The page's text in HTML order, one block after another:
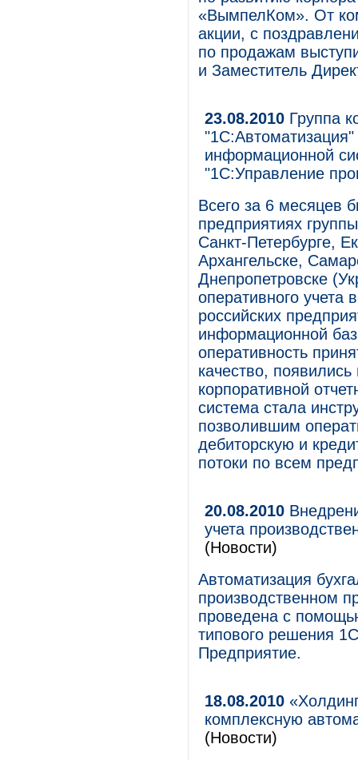
«ВымпелКом». От
акции, с
по продажам
и Заместитель
23.08.2010 Группа
информационной
"1С:Управление
Всего за 6 месяцев
предприятиях
Санкт-Петербурге,
Архангельске,
Днепропетровске
оперативного учета
российских
информационной
оперативность
качество,
корпоративной
система стала
позволившим
дебиторскую и
потоки по всем
20.08.2010
учета
(Новости)
Автоматизация
производственном
проведена с
типового решения
Предприятие.
18.08.2010
комплексную
(Новости)